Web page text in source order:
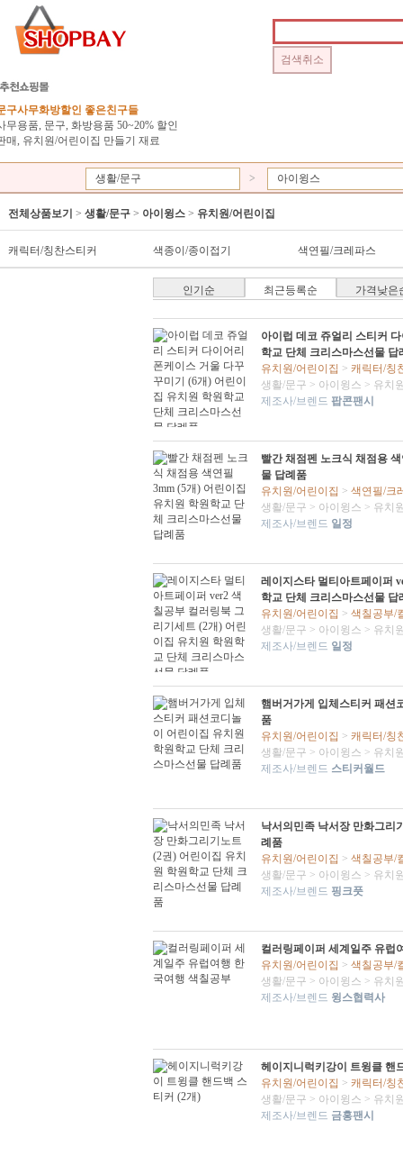
구사무화방할인 좋은친구들
무용품, 문구, 화방용품 50~20% 할인
매, 유치원/어린이집 만들기 재료
생활/문구 > 아이윙스
전체상품보기 > 생활/문구 > 아이윙스 > 유치원/어린이집
캐릭터/칭찬스티커 색종이/종이접기 색연필/크레파스
인기순 최근등록순 가격낮은
아이럽 데코 쥬얼리 스티커
학교 단체 크리스마스선물 답
유치원/어린이집 > 캐릭터/칭
생활/문구 > 아이윙스 > 유치
제조사/브렌드 팝콘팬시
빨간 채점펜 노크식 채점용
물 답례품
유치원/어린이집 > 색연필/크
생활/문구 > 아이윙스 > 유치
제조사/브렌드 일정
레이지스타 멀티아트페이퍼
학교 단체 크리스마스선물 답
유치원/어린이집 > 색칠공부/
생활/문구 > 아이윙스 > 유치
제조사/브렌드 일정
햄버거가게 입체스티커 패션
품
유치원/어린이집 > 캐릭터/칭
생활/문구 > 아이윙스 > 유치
제조사/브렌드 스티커월드
낙서의민족 낙서장 만화그리
례품
유치원/어린이집 > 색칠공부/
생활/문구 > 아이윙스 > 유치
제조사/브렌드 핑크풋
컬러링페이퍼 세계일주 유럽
유치원/어린이집 > 색칠공부/
생활/문구 > 아이윙스 > 유치
제조사/브렌드 윙스협력사
헤이지니럭키강이 트윙클 핸
유치원/어린이집 > 캐릭터/칭
생활/문구 > 아이윙스 > 유치
제조사/브렌드 금홍팬시